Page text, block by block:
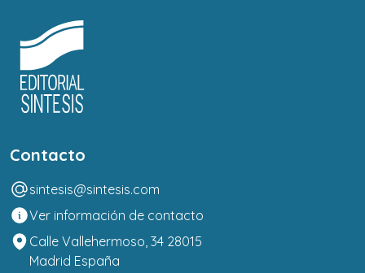
Contacto
sintesis@sintesis.com
Ver información de contacto
Calle Vallehermoso, 34 28015
Madrid España